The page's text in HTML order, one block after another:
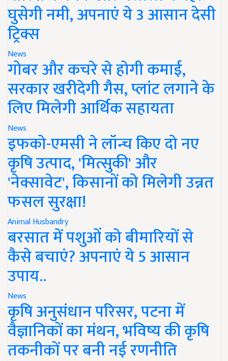
घुसेगी नमी, अपनाएं ये 3 आसान देसी
ट्रिक्स
News
गोबर और कचरे से होगी कमाई,
सरकार खरीदेगी गैस, प्लांट लगाने के
लिए मिलेगी आर्थिक सहायता
News
इफको-एमसी ने लॉन्च किए दो नए
कृषि उत्पाद, 'मित्सुकी' और
'नेक्सावेट', किसानों को मिलेगी उन्नत
फसल सुरक्षा!
Animal Husbandry
बरसात में पशुओं को बीमारियों से
कैसे बचाएं? अपनाएं ये 5 आसान
उपाय..
News
कृषि अनुसंधान परिसर, पटना में
वैज्ञानिकों का मंथन, भविष्य की कृषि
तकनीकों पर बनी नई रणनीति